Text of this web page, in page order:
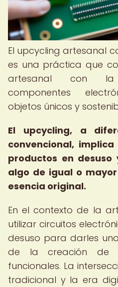
El upcycling artesanal
es una práctica que
artesanal con la
componentes
objetos únicos y
El upcycling, a
convencional,
productos en
algo de igual o
esencia original.
En el contexto de la
utilizar circuitos
desuso para darles
de la creación de
funcionales. La
tradicional y la era